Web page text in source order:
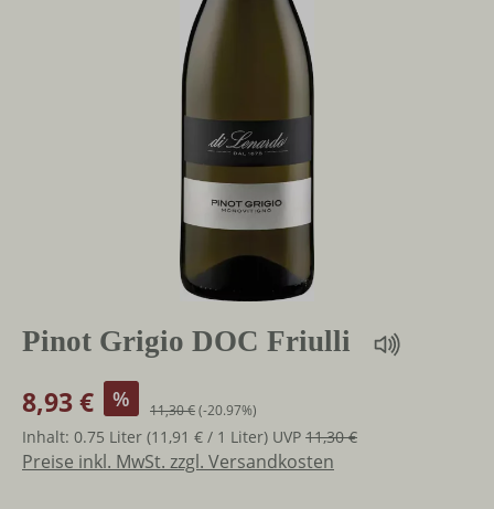
Pinot Grigio DOC Friulli
8,93 € % 11,30 €(-20.97%)
Inhalt: 0.75 Liter (11,91 € / 1 Liter) UVP 11,30 €
Preise inkl. MwSt. zzgl. Versandkosten